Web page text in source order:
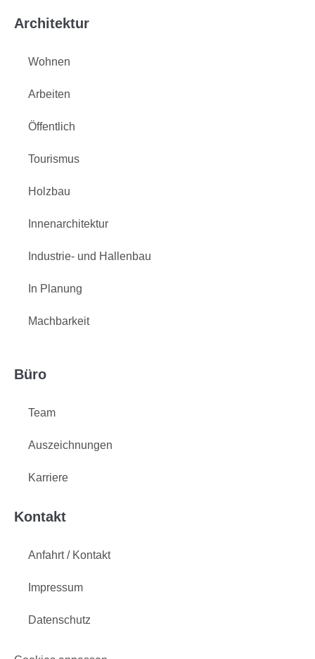
Architektur
Wohnen
Arbeiten
Öffentlich
Tourismus
Holzbau
Innenarchitektur
Industrie- und Hallenbau
In Planung
Machbarkeit
Büro
Team
Auszeichnungen
Karriere
Kontakt
Anfahrt / Kontakt
Impressum
Datenschutz